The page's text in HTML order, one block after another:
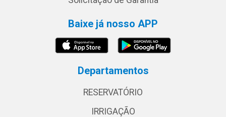
Baixe já nosso APP
Departamentos
RESERVATÓRIO
IRRIGAÇÃO